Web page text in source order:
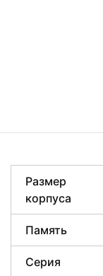
Размер
корпуса
Память
Серия